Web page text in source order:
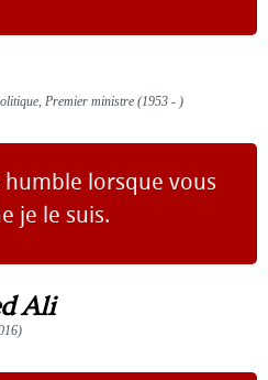
Premier ministre (1953 - )
lorsque vous
je le suis.
Ali